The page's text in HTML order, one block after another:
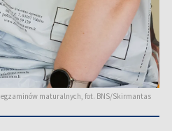
maturalnych, fot. BNS/Skirmantas